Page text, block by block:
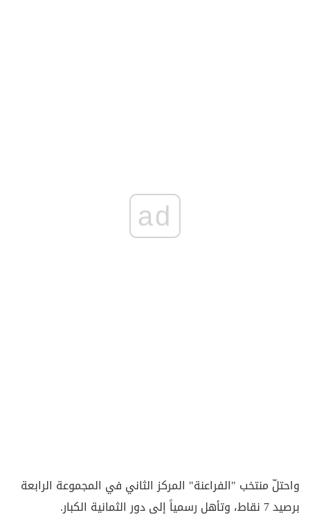
ad
واحتلّ منتخب "الفراعنة" المركز الثاني في المجموعة الرابعة
برصيد 7 نقاط، وتأهل رسمياً إلى دور الثمانية الكبار.